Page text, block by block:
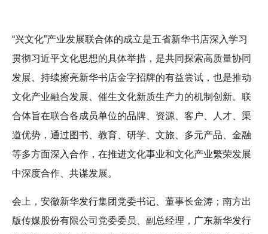
“兴文化”产业发展联合体的成立是五省新华书店深入学习
贯彻习近平文化思想的具体举措，是共同探索高质量协同
发展、持续擦亮新华书店金字招牌的有益尝试，也是推动
文化产业融合发展、催生文化新质生产力的机制创新。联
合体旨在联合各成员单位的品牌、资源、客户、人才、渠
道优势，通过图书、教育、研学、文旅、多元产品、金融
等多方面深入合作，在推进文化事业和文化产业繁荣发展
中深度合作、共谋发展。
会上，安徽新华发行集团党委书记、董事长金涛；南方出
版传媒股份有限公司党委委员、副总经理，广东新华发行